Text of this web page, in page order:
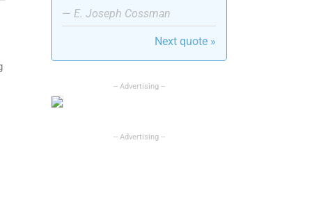
— E. Joseph Cossman
Next quote »